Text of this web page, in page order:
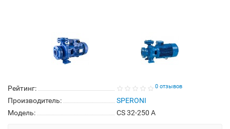
Рейтинг: 0 отзывов
Производитель:
SPERONI
Модель:
CS 32-250 A